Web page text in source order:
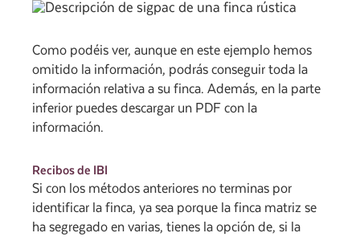
Como podéis ver, aunque en este ejemplo hemos
omitido la información, podrás conseguir toda la
información relativa a su finca. Además, en la parte
inferior puedes descargar un PDF con la
información.
Recibos de IBI
Si con los métodos anteriores no terminas por
identificar la finca, ya sea porque la finca matriz se
ha segregado en varias, tienes la opción de, si la